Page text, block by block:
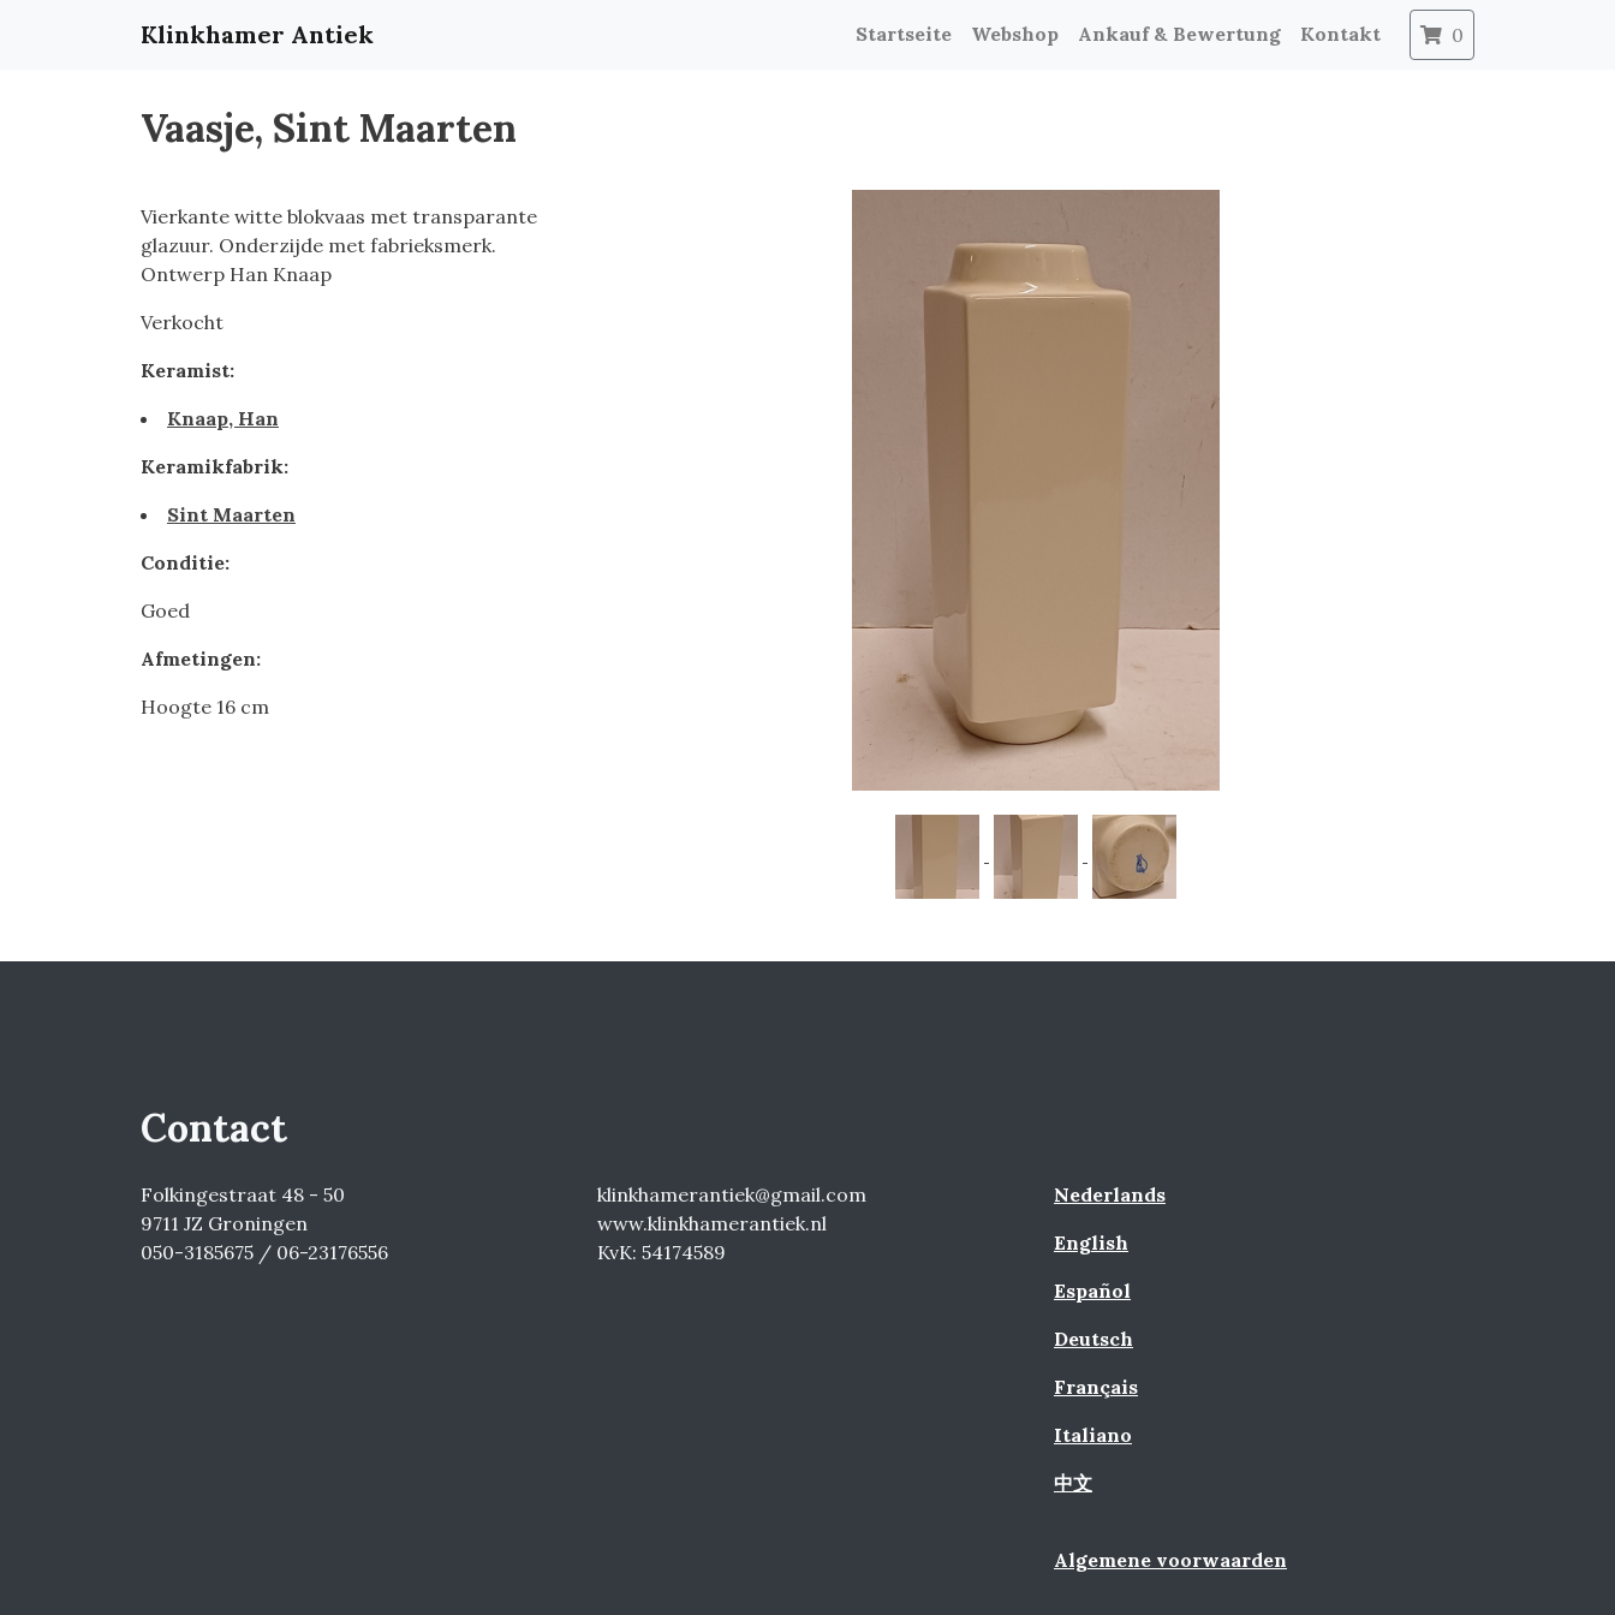
Klinkhamer Antiek Startseite Webshop Ankauf & Bewertung Kontakt 0
Vaasje, Sint Maarten
Vierkante witte blokvaas met transparante
glazuur. Onderzijde met fabrieksmerk.
Ontwerp Han Knaap
Verkocht
Keramist:
Knaap, Han
Keramikfabrik:
Sint Maarten
Conditie:
Goed
Afmetingen:
Hoogte 16 cm
Contact
Folkingestraat 48 - 50
9711 JZ Groningen
050-3185675 / 06-23176556
klinkhamerantiek@gmail.com
www.klinkhamerantiek.nl
KvK: 54174589
Nederlands
English
Español
Deutsch
Français
Italiano
中文
Algemene voorwaarden